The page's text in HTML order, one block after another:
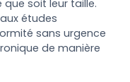
soit leur taille.
études
sans urgence
de manière